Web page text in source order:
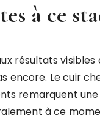
à ce
résultats visibles
encore. Le cuir
remarquent
à ce